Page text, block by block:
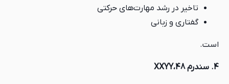
تاخیر در رشد مهارت‌های حرکتی
گفتاری و زبانی
است.
4. سندرم 48،XXYY